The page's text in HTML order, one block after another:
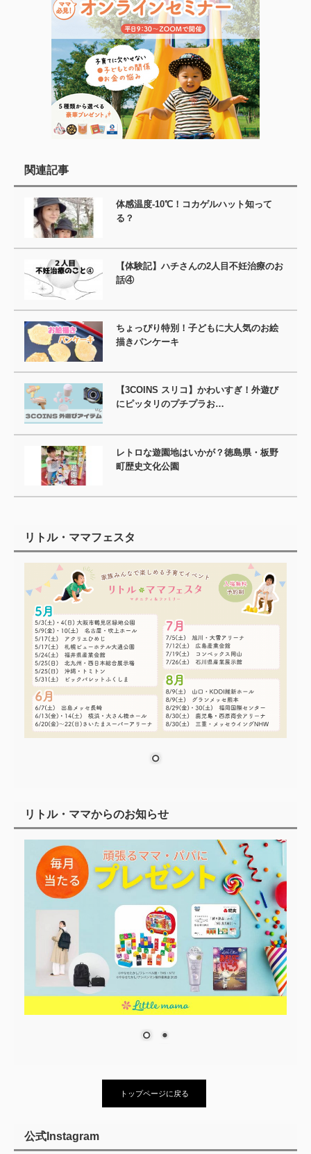
関連記事
体感温度-10℃！コカゲルハット知って
る？
【体験記】ハチさんの2人目不妊治療のお
話④
ちょっぴり特別！子どもに大人気のお絵
描きパンケーキ
【3COINS スリコ】かわいすぎ！外遊び
にピッタリのプチプラお…
レトロな遊園地はいかが？徳島県・板野
町歴史文化公園
リトル・ママフェスタ
リトル・ママからのお知らせ
トップページに戻る
公式Instagram